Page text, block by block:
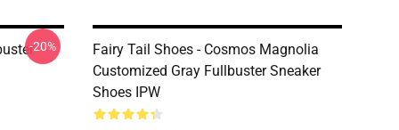
-20%
Fairy Tail Shoes - Cosmos Magnolia
Customized Gray Fullbuster Sneaker
Shoes IPW